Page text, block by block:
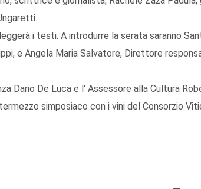
i testi. A introdurre la serata saranno
e Angela Maria Salvatore, Direttore
Dario De Luca e l' Assessore alla Cultura
simposiaco con i vini del Consorzio